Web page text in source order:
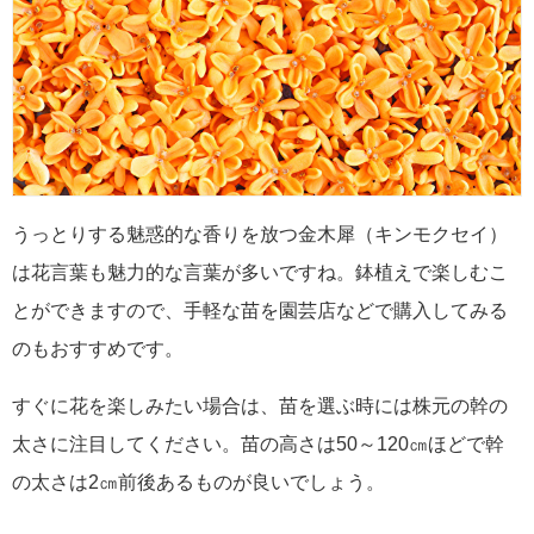
うっとりする魅惑的な香りを放つ金木犀（キンモクセイ）
は花言葉も魅力的な言葉が多いですね。鉢植えで楽しむこ
とができますので、手軽な苗を園芸店などで購入してみる
のもおすすめです。
すぐに花を楽しみたい場合は、苗を選ぶ時には株元の幹の
太さに注目してください。苗の高さは50～120㎝ほどで幹
の太さは2㎝前後あるものが良いでしょう。